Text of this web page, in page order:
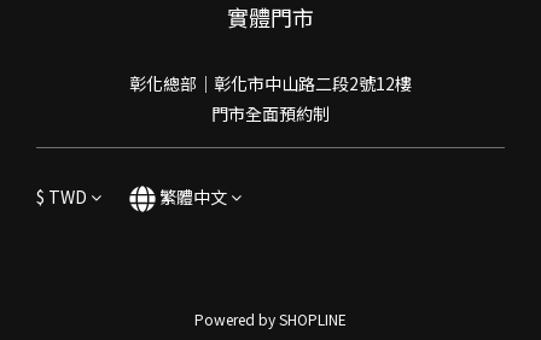
實體門市
彰化總部｜彰化市中山路二段2號12樓
門市全面預約制
$ TWD 繁體中文
Powered by SHOPLINE